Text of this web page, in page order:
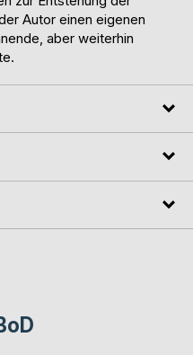
Autor einen eigenen
aber weiterhin